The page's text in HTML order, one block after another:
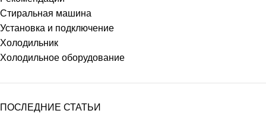
Стиральная машина
Установка и подключение
Холодильник
Холодильное оборудование
ПОСЛЕДНИЕ СТАТЬИ